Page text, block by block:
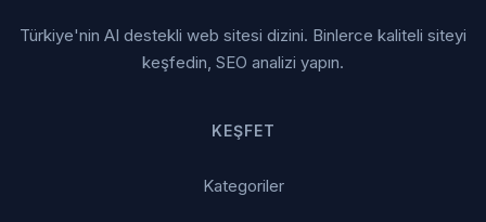
Türkiye'nin AI destekli web sitesi dizini. Binlerce kaliteli siteyi
keşfedin, SEO analizi yapın.
KEŞFET
Kategoriler